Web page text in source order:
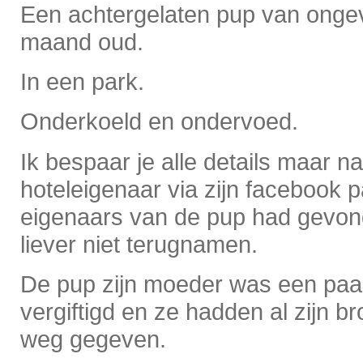
Een achtergelaten pup van
maand oud.
In een park.
Onderkoeld en ondervoed.
Ik bespaar je alle details maar
hoteleigenaar via zijn facebook
eigenaars van de pup had
liever niet terugnamen.
De pup zijn moeder was een
vergiftigd en ze hadden al zijn
weg gegeven.